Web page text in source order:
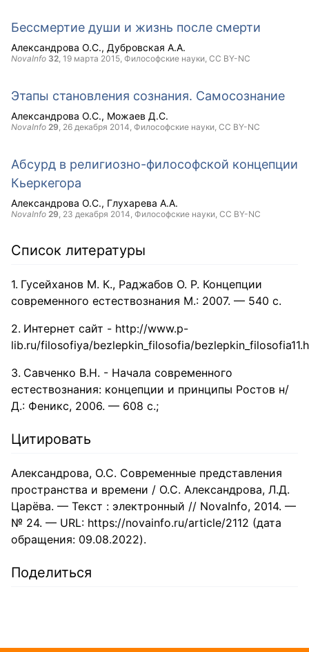
Бессмертие души и жизнь после смерти
Александрова О.С. Дубровская А.А.
NovaInfo 32, 19 марта 2015, Философские науки, CC BY-NC
Этапы становления сознания. Самосознание
Александрова О.С. Можаев Д.С.
NovaInfo 29, 26 декабря 2014, Философские науки, CC BY-NC
Абсурд в религиозно-философской концепции
Кьеркегора
Александрова О.С. Глухарева А.А.
NovaInfo 29, 23 декабря 2014, Философские науки, CC BY-NC
Список литературы
Гусейханов М. К., Раджабов О. Р. Концепции
современного естествознания М.: 2007. — 540 с.
Интернет сайт - http://www.p-
lib.ru/filosofiya/bezlepkin_filosofia/
Савченко В.Н. - Начала современного
естествознания: концепции и принципы Ростов н/
Д.: Феникс, 2006. — 608 с.;
Цитировать
Александрова, О.С. Современные представления
пространства и времени / О.С. Александрова, Л.Д.
Царёва. — Текст : электронный // NovaInfo, 2014. —
№ 24. — URL: https://novainfo.ru/article/2112 (дата
обращения: 09.08.2022).
Поделиться